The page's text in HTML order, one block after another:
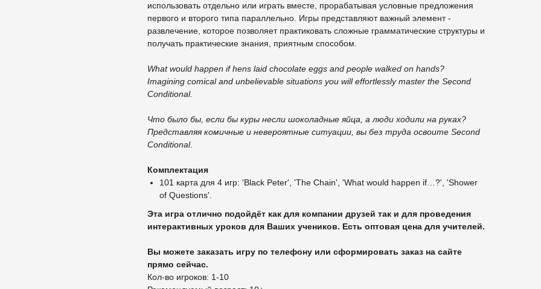
использовать отдельно или играть вместе, прорабатывая условные предложения
первого и второго типа параллельно. Игры представляют важный элемент -
развлечение, которое позволяет практиковать сложные грамматические структуры и
получать практические знания, приятным способом.
What would happen if hens laid chocolate eggs and people walked on hands?
Imagining comical and unbelievable situations you will effortlessly master the Second
Conditional.
Что было бы, если бы куры несли шоколадные яйца, а люди ходили на руках?
Представляя комичные и невероятные ситуации, вы без труда освоите Second
Conditional.
Комплектация
101 карта для 4 игр: 'Black Peter', 'The Chain', 'What would happen if…?', 'Shower
of Questions'.
Эта игра отлично подойдёт как для компании друзей так и для проведения
интерактивных уроков для Ваших учеников. Есть оптовая цена для учителей.
Вы можете заказать игру по телефону или сформировать заказ на сайте
прямо сейчас.
Кол-во игроков: 1-10